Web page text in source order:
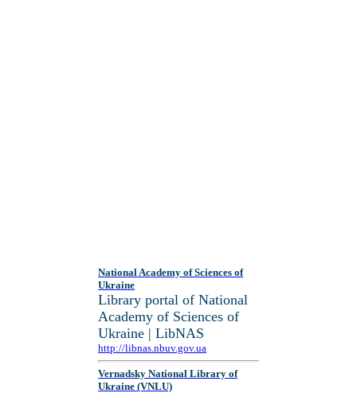
National Academy of Sciences of
Ukraine
Library portal of National
Academy of Sciences of
Ukraine | LibNAS
http://libnas.nbuv.gov.ua
Vernadsky National Library of
Ukraine (VNLU)